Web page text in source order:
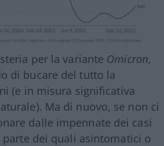
per la variante Omicron,
di bucare del tutto la
(e in misura significativa
Ma di nuovo, se non ci
dalle impennate dei casi
dei quali asintomatici o